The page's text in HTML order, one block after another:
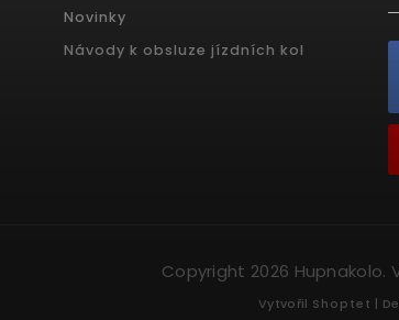
Novinky
Návody k obsluze jízdních kol
Copyright 2026 Hupnakolo.
Vytvořil Shoptet |